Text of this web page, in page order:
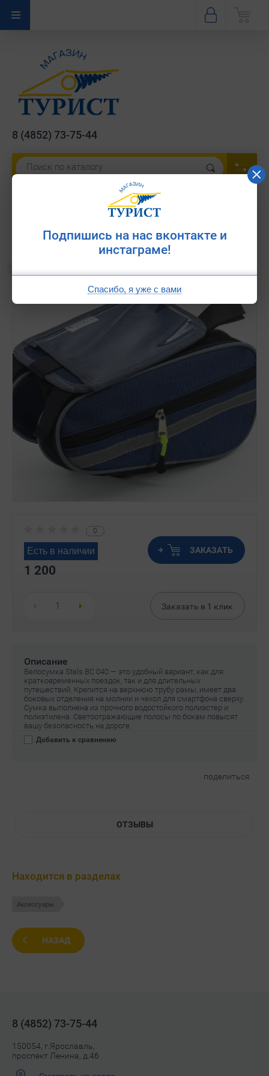
8 (4852) 73-75-44
Велосумка на раму BC-040 с чехлом
0
Есть в наличии
1 200
ЗАКАЗАТЬ
Заказать в 1 клик
Описание
Велосумка Stels BC 040 — это удобный вариант, как для
кратковременных поездок, так и для длительных
путешествий. Крепится на верхнюю трубу рамы, имеет два
боковых отделения на молнии и чехол для смартфона сверху.
Сумка выполнена из прочного водостойкого полиэстер и
полиэтилена. Светоотражающие полосы по бокам повысят
вашу безопасность на дороге.
Добавить к сравнению
поделиться
ОТЗЫВЫ
Находится в разделах
Аксессуары
НАЗАД
8 (4852) 73-75-44
150054, г.Ярославль,
проспект Ленина, д.46
Подпишись на нас вконтакте и
инстаграме!
Спасибо, я уже с вами